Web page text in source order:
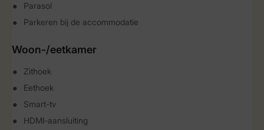
Parasol
Parkeren bij de accommodatie
Woon-/eetkamer
Zithoek
Eethoek
Smart-tv
HDMI-aansluiting